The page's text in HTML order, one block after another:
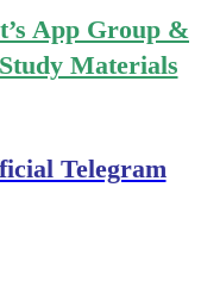
App Group &
Materials
Telegram